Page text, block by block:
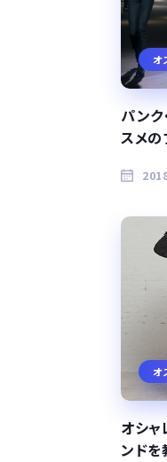
オ
パンク
スメの
オ
オシャ
ンドを